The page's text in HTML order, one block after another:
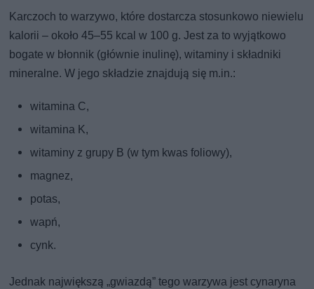
Karczoch to warzywo, które dostarcza stosunkowo niewielu
kalorii – około 45–55 kcal w 100 g. Jest za to wyjątkowo
bogate w błonnik (głównie inulinę), witaminy i składniki
mineralne. W jego składzie znajdują się m.in.:
witamina C,
witamina K,
witaminy z grupy B (w tym kwas foliowy),
magnez,
potas,
wapń,
cynk.
Jednak największą „gwiazdą” tego warzywa jest cynaryna